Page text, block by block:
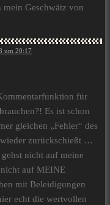
mein Geschwätz von
um 20:17
für
Es ist schon
gleichen „Fehler“ des
zurückschießt …
nicht auf meine
auf MEINE
mit Beleidigungen
echt die wertvollen